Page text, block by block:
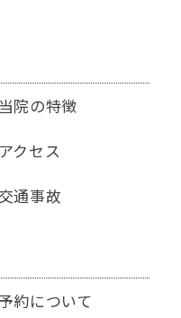
当院の特徴
アクセス
交通事故
予約について